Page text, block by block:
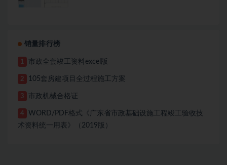
销量排行榜
1 市政全套竣工资料excel版
2 105套房建项目全过程施工方案
3 市政机械合格证
4
WORD/PDF格式《广东省市政基础设施工程竣工验收技
术资料统一用表》（2019版）